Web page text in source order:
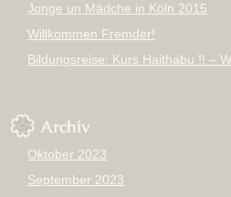
Jonge un Mädche in Köln 2015
Willkommen Fremder!
Bildungsreise: Kurs Haithabu !! –
Archiv
Oktober 2023
September 2023